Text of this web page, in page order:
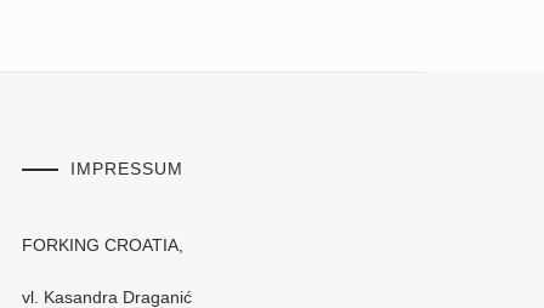
IMPRESSUM
FORKING CROATIA,
vl. Kasandra Draganić